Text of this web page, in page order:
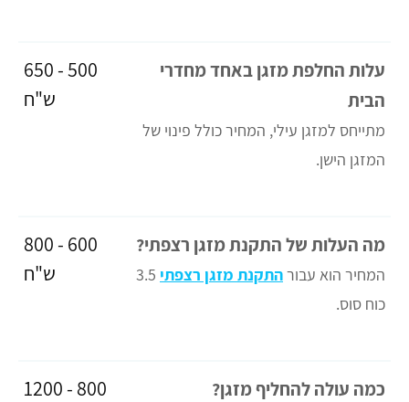
עלות החלפת מזגן באחד מחדרי
הבית
מתייחס למזגן עילי, המחיר כולל פינוי של
המזגן הישן.
500 - 650
ש"ח
מה העלות של התקנת מזגן רצפתי?
המחיר הוא עבורהתקנת מזגן רצפתי 3.5
כוח סוס.
600 - 800
ש"ח
כמה עולה להחליף מזגן?
800 - 1200